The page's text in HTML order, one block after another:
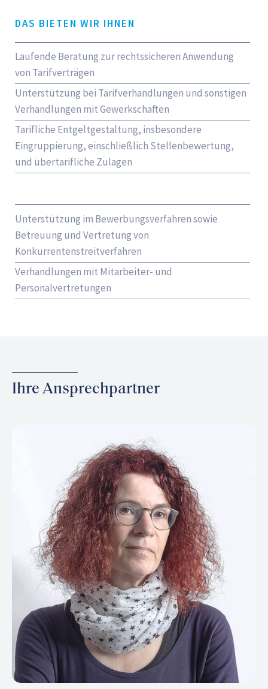
DAS BIETEN WIR IHNEN
Laufende Beratung zur rechtssicheren Anwendung
von Tarifverträgen
Unterstützung bei Tarifverhandlungen und sonstigen
Verhandlungen mit Gewerkschaften
Tarifliche Entgeltgestaltung, insbesondere
Eingruppierung, einschließlich Stellenbewertung,
und übertarifliche Zulagen
Unterstützung im Bewerbungsverfahren sowie
Betreuung und Vertretung von
Konkurrentenstreitverfahren
Verhandlungen mit Mitarbeiter- und
Personalvertretungen
Ihre Ansprechpartner